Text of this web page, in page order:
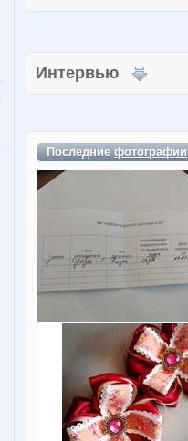
Интервью
Последниефотографии